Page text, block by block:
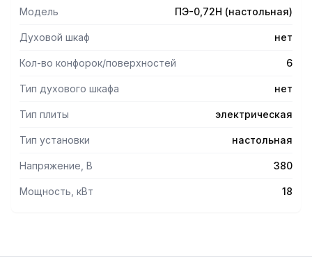
оцинкованной.
Модель ПЭ-0,72Н (настольная)
Духовой шкаф нет
Кол-во конфорок/поверхностей 6
Тип духового шкафа нет
Тип плиты электрическая
Тип установки настольная
Напряжение, В 380
Мощность, кВт 18